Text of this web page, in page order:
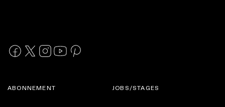
ABONNEMENT JOBS/STAGES